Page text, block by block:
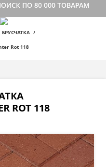
ПО 80 000 ТОВАРАМ
Rot 118
ROT 118